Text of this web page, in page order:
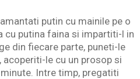
putin cu mainile pe o
cu putina faina si impartiti-l in
din fiecare parte, puneti-le
acoperiti-le cu un prosop si
Intre timp, pregatiti